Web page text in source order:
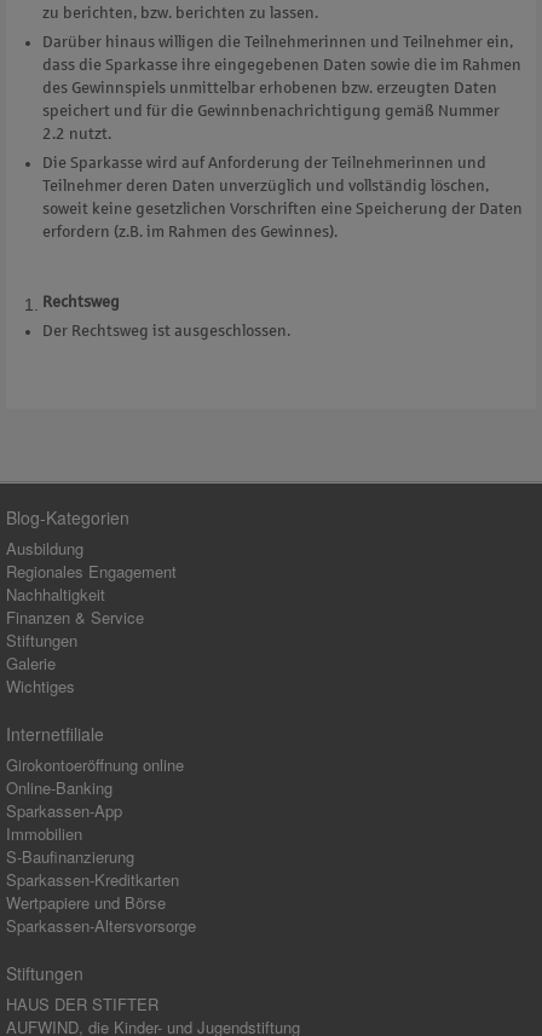
zu berichten, bzw. berichten zu lassen.
Darüber hinaus willigen die Teilnehmerinnen und Teilnehmer ein,
dass die Sparkasse ihre eingegebenen Daten sowie die im Rahmen
des Gewinnspiels unmittelbar erhobenen bzw. erzeugten Daten
speichert und für die Gewinnbenachrichtigung gemäß Nummer
2.2 nutzt.
Die Sparkasse wird auf Anforderung der Teilnehmerinnen und
Teilnehmer deren Daten unverzüglich und vollständig löschen,
soweit keine gesetzlichen Vorschriften eine Speicherung der Daten
erfordern (z.B. im Rahmen des Gewinnes).
Rechtsweg
Der Rechtsweg ist ausgeschlossen.
Blog-Kategorien
Ausbildung
Regionales Engagement
Nachhaltigkeit
Finanzen & Service
Stiftungen
Galerie
Wichtiges
Internetfiliale
Girokontoeröffnung online
Online-Banking
Sparkassen-App
Immobilien
S-Baufinanzierung
Sparkassen-Kreditkarten
Wertpapiere und Börse
Sparkassen-Altersvorsorge
Stiftungen
HAUS DER STIFTER
AUFWIND, die Kinder- und Jugendstiftung